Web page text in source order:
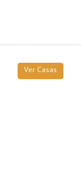
Ver Casas